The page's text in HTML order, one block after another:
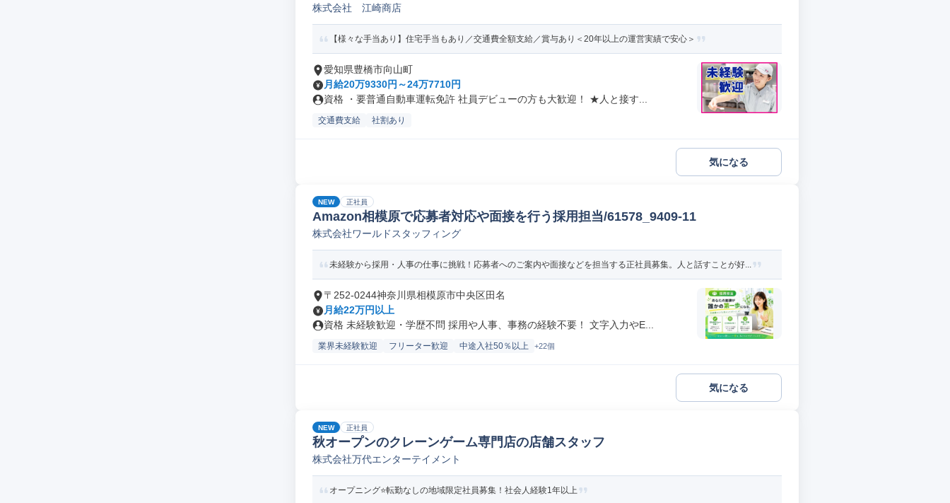
株式会社 江崎商店
【様々な手当あり】住宅手当もあり／交通費全額支給／賞与あり＜20年以上の運営実績で安心＞
愛知県豊橋市向山町
月給20万9330円～24万7710円
資格 ・要普通自動車運転免許 社員デビューの方も大歓迎！ ★人と接す...
交通費支給 社割あり
気になる
NEW 正社員
Amazon相模原で応募者対応や面接を行う採用担当/61578_9409-11
株式会社ワールドスタッフィング
未経験から採用・人事の仕事に挑戦！応募者へのご案内や面接などを担当する正社員募集。人と話すことが好...
〒252-0244神奈川県相模原市中央区田名
月給22万円以上
資格 未経験歓迎・学歴不問 採用や人事、事務の経験不要！ 文字入力やE...
業界未経験歓迎 フリーター歓迎 中途入社50％以上 +22個
気になる
NEW 正社員
秋オープンのクレーンゲーム専門店の店舗スタッフ
株式会社万代エンターテイメント
オープニング⭐転勤なしの地域限定社員募集！社会人経験1年以上